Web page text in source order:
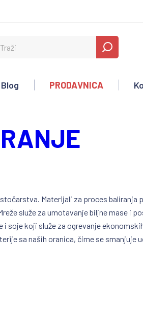
Blog PRODAVNICA
Materijali za proces
služe za umotavanje biljne mase
soje koji služe za ogrevanje
sa naših oranica, čime se